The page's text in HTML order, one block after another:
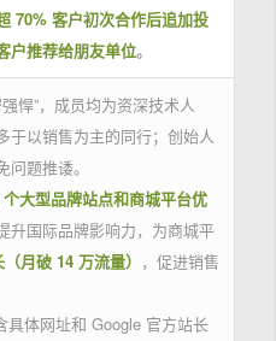
70% 客户初次合作后追加投
户推荐给朋友单位。
悍”，成员均为资深技术人
于以销售为主的同行；创始人
题推诿。
大型品牌站点和商城平台优
升国际品牌影响力，为商城平
月破 14 万流量） ，促进销售
具体网址和 Google 官方站长